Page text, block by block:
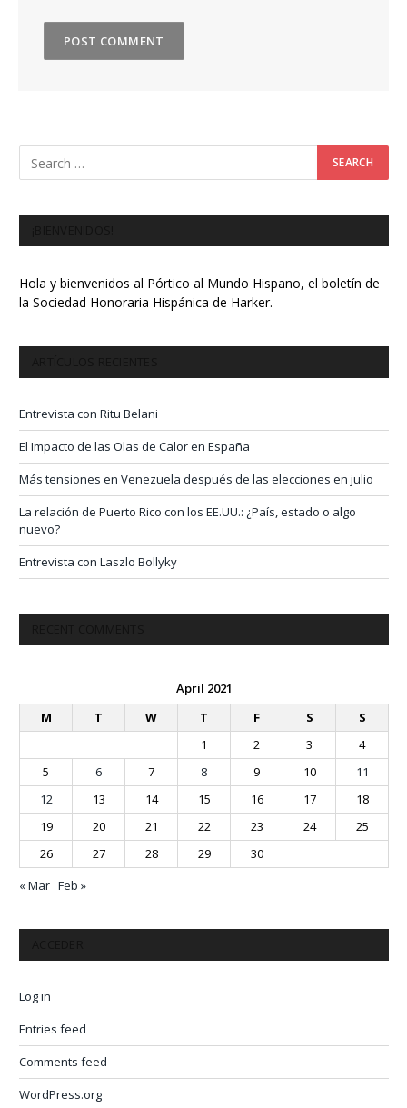
Hola y bienvenidos al Pórtico al Mundo Hispano, el boletín de
la Sociedad Honoraria Hispánica de Harker.
Entrevista con Ritu Belani
El Impacto de las Olas de Calor en España
Más tensiones en Venezuela después de las elecciones en julio
La relación de Puerto Rico con los EE.UU.: ¿País, estado o algo
nuevo?
Entrevista con Laszlo Bollyky
April 2021
M
T W T F S
S
1
2 3
4
5
6 7 8 9 10
11
12
13 14 15 16 17
18
19
20 21 22 23 24
25
26
27 28 29
30
« Mar Feb »
Log in
Entries feed
Comments feed
WordPress.org